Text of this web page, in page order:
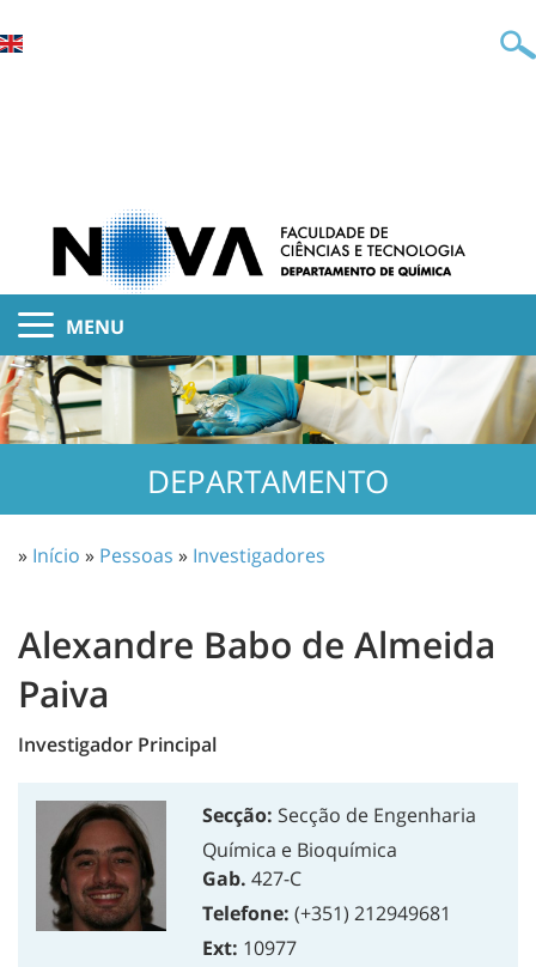
MENU
DEPARTAMENTO
» Início » Pessoas » Investigadores
Alexandre Babo de Almeida
Paiva
Investigador Principal
Secção: Secção de Engenharia
Química e Bioquímica
Gab. 427-C
Telefone: (+351) 212949681
Ext: 10977